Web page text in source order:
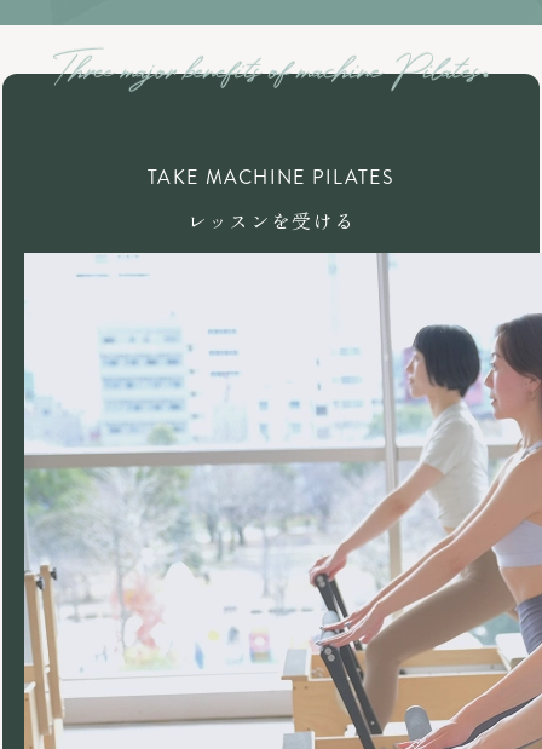
TAKE MACHINE PILATES
レッスンを受ける